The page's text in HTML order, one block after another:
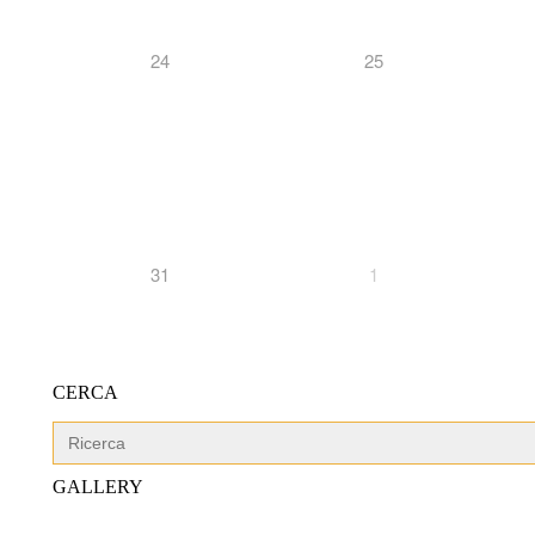
24 25
31 1
CERCA
Search
for:
GALLERY